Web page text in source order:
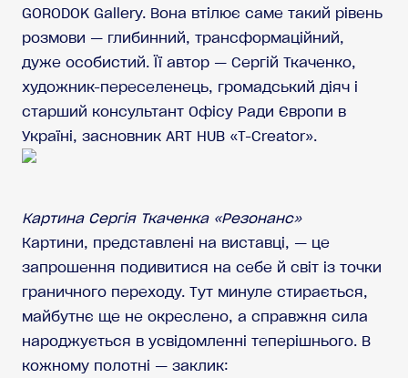
GORODOK Gallery. Вона втілює саме такий рівень
розмови — глибинний, трансформаційний,
дуже особистий. Її автор — Сергій Ткаченко,
художник-переселенець, громадський діяч і
старший консультант Офісу Ради Європи в
Україні, засновник ART HUB «T-Creator».
Картина Сергія Ткаченка «Резонанс»
Картини, представлені на виставці, — це
запрошення подивитися на себе й світ із точки
граничного переходу. Тут минуле стирається,
майбутнє ще не окреслено, а справжня сила
народжується в усвідомленні теперішнього. В
кожному полотні — заклик: